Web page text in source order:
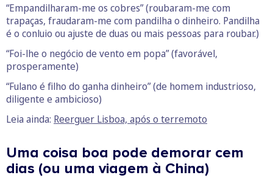
“Empandilharam-me os cobres” (roubaram-me com
trapaças, fraudaram-me com pandilha o dinheiro. Pandilha
é o conluio ou ajuste de duas ou mais pessoas para roubar.)
“Foi-lhe o negócio de vento em popa” (favorável,
prosperamente)
“Fulano é filho do ganha dinheiro” (de homem industrioso,
diligente e ambicioso)
Leia ainda: Reerguer Lisboa, após o terremoto
Uma coisa boa pode demorar cem
dias (ou uma viagem à China)